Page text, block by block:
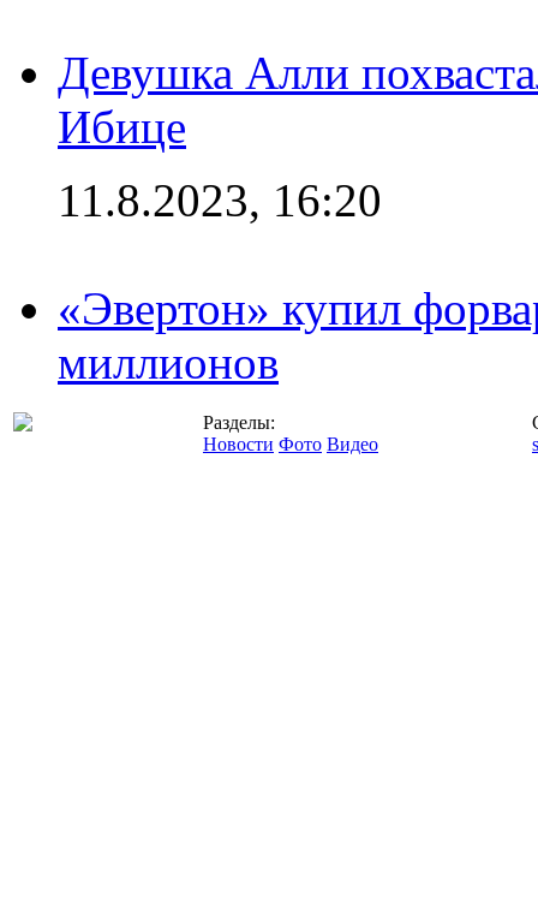
Девушка Алли
Ибице
11.8.2023, 16:20
«Эвертон» купил
миллионов
Разделы:
Новости Фото Видео